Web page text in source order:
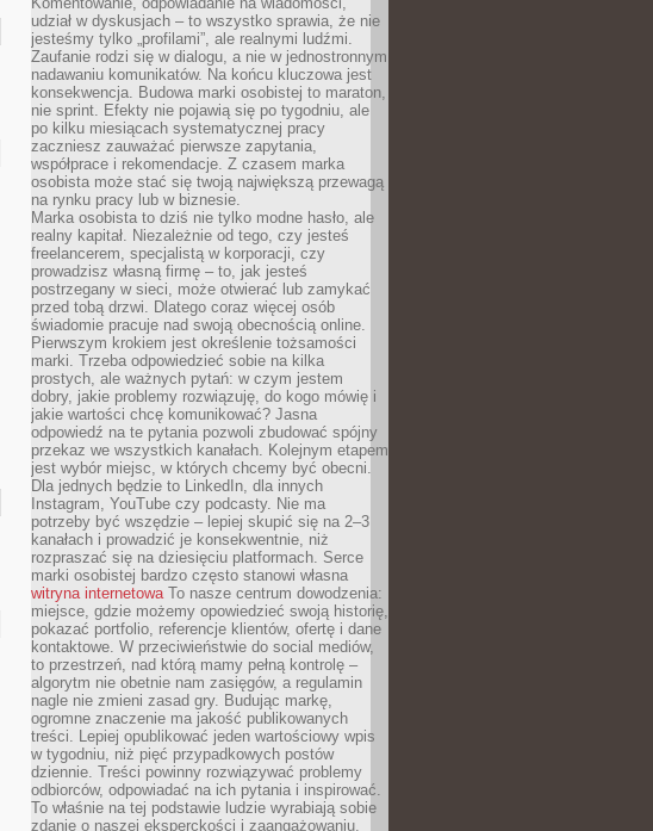
udział w dyskusjach – to wszystko sprawia, że nie
jesteśmy tylko „profilami”, ale realnymi ludźmi.
Zaufanie rodzi się w dialogu, a nie w jednostronnym
nadawaniu komunikatów. Na końcu kluczowa jest
konsekwencja. Budowa marki osobistej to maraton,
nie sprint. Efekty nie pojawią się po tygodniu, ale
po kilku miesiącach systematycznej pracy
zaczniesz zauważać pierwsze zapytania,
współprace i rekomendacje. Z czasem marka
osobista może stać się twoją największą przewagą
na rynku pracy lub w biznesie.
Marka osobista to dziś nie tylko modne hasło, ale
realny kapitał. Niezależnie od tego, czy jesteś
freelancerem, specjalistą w korporacji, czy
prowadzisz własną firmę – to, jak jesteś
postrzegany w sieci, może otwierać lub zamykać
przed tobą drzwi. Dlatego coraz więcej osób
świadomie pracuje nad swoją obecnością online.
Pierwszym krokiem jest określenie tożsamości
marki. Trzeba odpowiedzieć sobie na kilka
prostych, ale ważnych pytań: w czym jestem
dobry, jakie problemy rozwiązuję, do kogo mówię i
jakie wartości chcę komunikować? Jasna
odpowiedź na te pytania pozwoli zbudować spójny
przekaz we wszystkich kanałach. Kolejnym etapem
jest wybór miejsc, w których chcemy być obecni.
Dla jednych będzie to LinkedIn, dla innych
Instagram, YouTube czy podcasty. Nie ma
potrzeby być wszędzie – lepiej skupić się na 2–3
kanałach i prowadzić je konsekwentnie, niż
rozpraszać się na dziesięciu platformach. Serce
marki osobistej bardzo często stanowi własna
witryna internetowaTo nasze centrum dowodzenia:
miejsce, gdzie możemy opowiedzieć swoją historię,
pokazać portfolio, referencje klientów, ofertę i dane
kontaktowe. W przeciwieństwie do social mediów,
to przestrzeń, nad którą mamy pełną kontrolę –
algorytm nie obetnie nam zasięgów, a regulamin
nagle nie zmieni zasad gry. Budując markę,
ogromne znaczenie ma jakość publikowanych
treści. Lepiej opublikować jeden wartościowy wpis
w tygodniu, niż pięć przypadkowych postów
dziennie. Treści powinny rozwiązywać problemy
odbiorców, odpowiadać na ich pytania i inspirować.
To właśnie na tej podstawie ludzie wyrabiają sobie
zdanie o naszej eksperckości i zaangażowaniu.